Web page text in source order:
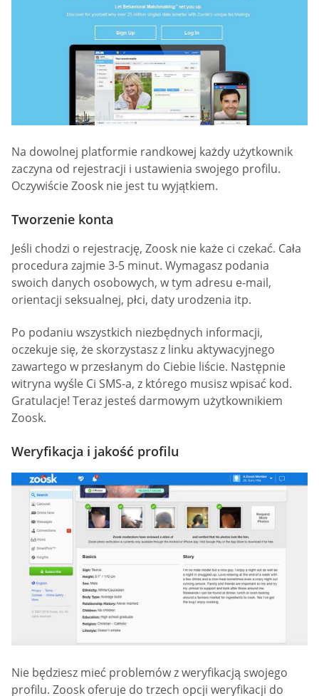
Na dowolnej platformie randkowej każdy użytkownik
zaczyna od rejestracji i ustawienia swojego profilu.
Oczywiście Zoosk nie jest tu wyjątkiem.
Tworzenie konta
Jeśli chodzi o rejestrację, Zoosk nie każe ci czekać. Cała
procedura zajmie 3-5 minut. Wymagasz podania
swoich danych osobowych, w tym adresu e-mail,
orientacji seksualnej, płci, daty urodzenia itp.
Po podaniu wszystkich niezbędnych informacji,
oczekuje się, że skorzystasz z linku aktywacyjnego
zawartego w przesłanym do Ciebie liście. Następnie
witryna wyśle Ci SMS-a, z którego musisz wpisać kod.
Gratulacje! Teraz jesteś darmowym użytkownikiem
Zoosk.
Weryfikacja i jakość profilu
Nie będziesz mieć problemów z weryfikacją swojego
profilu. Zoosk oferuje do trzech opcji weryfikacji do